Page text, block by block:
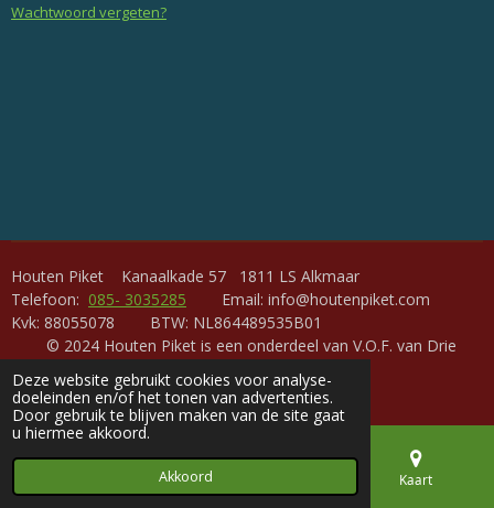
Deze website gebruikt cookies voor analyse-
doeleinden en/of het tonen van advertenties.
Door gebruik te blijven maken van de site gaat
u hiermee akkoord.
Akkoord
Wachtwoord vergeten?
Houten Piket Kanaalkade 57 1811 LS Alkmaar
Telefoon: 085- 3035285 Email: info@houtenpiket.com
Kvk: 88055078 BTW: NL864489535B01
© 2024 Houten Piket is een onderdeel van V.O.F. van Drie
maatvoering
Powered by JouwWeb
Telefoonnummer Kaart